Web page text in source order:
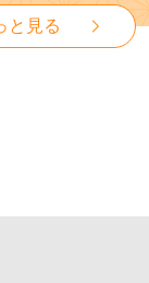
清水白桃 白鳳 白
---
と見る